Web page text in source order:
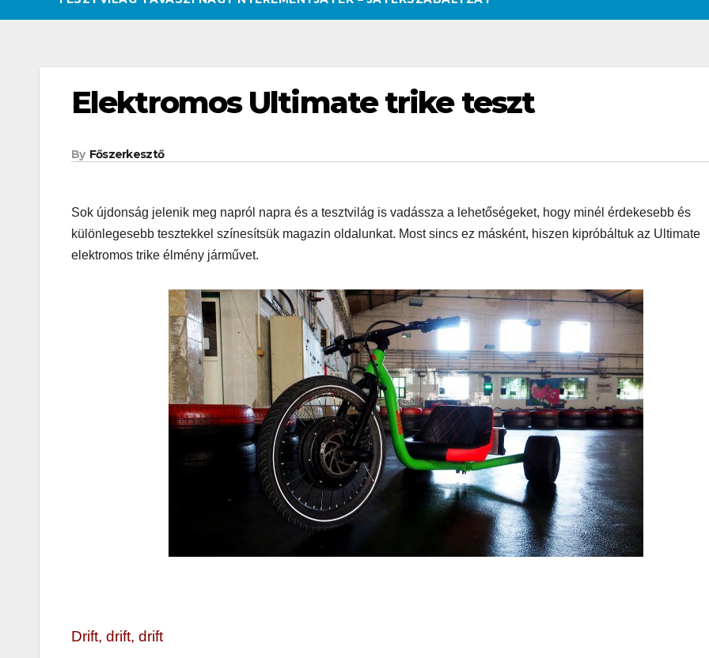
Elektromos Ultimate trike teszt
By Főszerkesztő
Sok újdonság jelenik meg napról napra és a tesztvilág is vadássza a lehetőségeket, hogy minél érdekesebb és
különlegesebb tesztekkel színesítsük magazin oldalunkat. Most sincs ez másként, hiszen kipróbáltuk az Ultimate
elektromos trike élmény járművet.
Drift, drift, drift
CSAJOK HATÁROKON TÚL SZÉPSÉG
Korres-
Szépségápolá
s a Forró Nyári
Hőségben
SZÉPSÉG
SUPERHAIR-
keratinos
hőillesztés
meg